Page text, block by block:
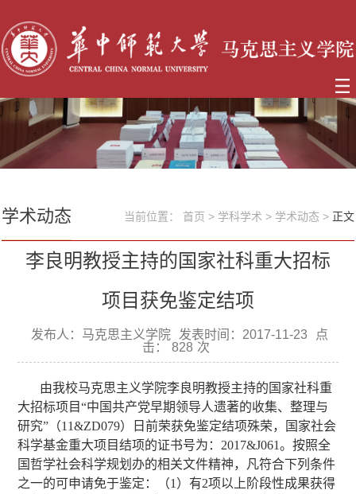
学术动态 当前位置： 首页 > 学科学术 > 学术动态 >正文
李良明教授主持的国家社科重大招标
项目获免鉴定结项
发布人：马克思主义学院 发表时间：2017-11-23
点
击：
828 次
由我校马克思主义学院李良明教授主持的国家社科重
大招标项目“中国共产党早期领导人遗著的收集、整理与
研究”（11&ZD079）日前荣获免鉴定结项殊荣，国家社会
科学基金重大项目结项的证书号为：2017&J061。按照全
国哲学社会科学规划办的相关文件精神，凡符合下列条件
之一的可申请免于鉴定：（1）有2项以上阶段性成果获得